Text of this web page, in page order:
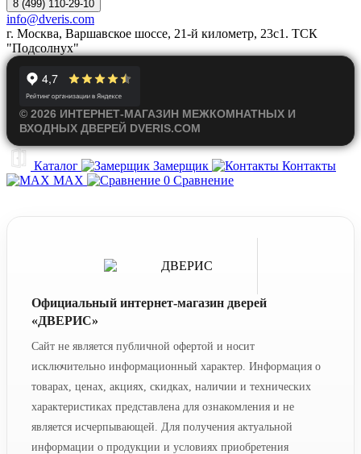
8 (499) 110-29-10
info@dveris.com
г. Москва, Варшавское шоссе, 21-й километр, 23с1. ТСК
"Подсолнух"
© 2026 ИНТЕРНЕТ-МАГАЗИН МЕЖКОМНАТНЫХ И
ВХОДНЫХ ДВЕРЕЙ DVERIS.COM
Каталог Замерщик
Контакты
MAX
0 Сравнение
Официальный интернет-магазин дверей
«ДВЕРИС»
Сайт не является публичной офертой и носит
исключительно информационный характер. Информация о
товарах, ценах, акциях, скидках, наличии и технических
характеристиках представлена для ознакомления и не
является исчерпывающей. Для получения актуальной
информации о продукции и условиях приобретения